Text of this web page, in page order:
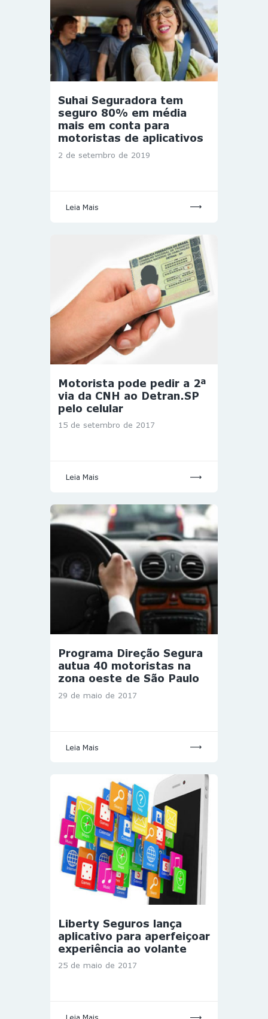
Suhai Seguradora tem
seguro 80% em média
mais em conta para
motoristas de aplicativos
2 de setembro de 2019
Leia Mais
Motorista pode pedir a 2ª
via da CNH ao Detran.SP
pelo celular
15 de setembro de 2017
Leia Mais
Programa Direção Segura
autua 40 motoristas na
zona oeste de São Paulo
29 de maio de 2017
Leia Mais
Liberty Seguros lança
aplicativo para aperfeiçoar
experiência ao volante
25 de maio de 2017